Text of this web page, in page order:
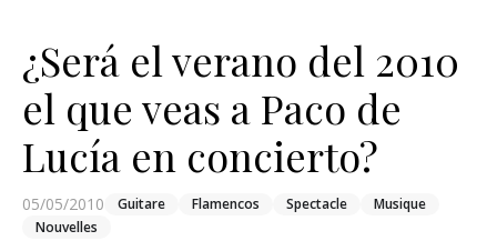
¿Será el verano del 2010
el que veas a Paco de
Lucía en concierto?
05/05/2010 Guitare Flamencos Spectacle
Musique
Nouvelles